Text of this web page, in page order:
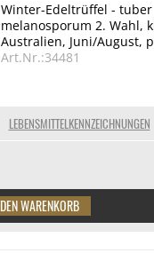
LEBENSMITTELKENNZEICHNUNGEN
Winter-Edeltrüffel - tuber
melanosporum 2. Wahl,
Australien, Juni/August,
Art.Nr.:34481